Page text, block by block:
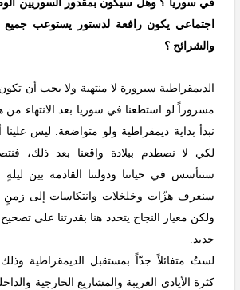
في سوريا ؟ وهل سيكون بمقدور السوريين
اجتماعي يكون رافعة لدستور يستوعب جميع
والشرائح ؟
الديمقراطية سيرورة لا منتهية ولا يجب أن
مسروراً لو استطعنا في سوريا بعد الانتهاء من
نبدأ بداية ديمقراطية ولو متواضعة. ليس علينا
لكي لا نصطدم ببلادة واقعنا بعد ذلك،
ستتأسس في حياتنا ودولتنا القادمة بين
سنعرف هزّات وخلخلات وانتكاسات إلى زمنٍ
ولكن معيار النجاح يتحدد هنا بقدرتنا على
جديد.
لستُ متفائلاً جدّاً بمستقبل الديمقراطية
كثرة الأيادي الغريبة والمشاريع الخارجية